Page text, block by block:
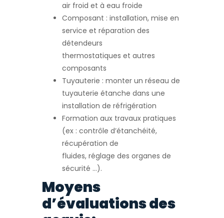
air froid et à eau froide
Composant : installation, mise en
service et réparation des
détendeurs
thermostatiques et autres
composants
Tuyauterie : monter un réseau de
tuyauterie étanche dans une
installation de réfrigération
Formation aux travaux pratiques
(ex : contrôle d’étanchéité,
récupération de
fluides, réglage des organes de
sécurité …).
Moyens
d’évaluations des